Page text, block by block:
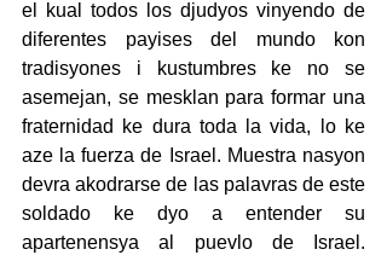
el kual todos los djudyos vinyendo de
diferentes payises del mundo kon
tradisyones i kustumbres ke no se
asemejan, se mesklan para formar una
fraternidad ke dura toda la vida, lo ke
aze la fuerza de Israel. Muestra nasyon
devra akodrarse de las palavras de este
soldado ke dyo a entender su
apartenensya al puevlo de Israel.